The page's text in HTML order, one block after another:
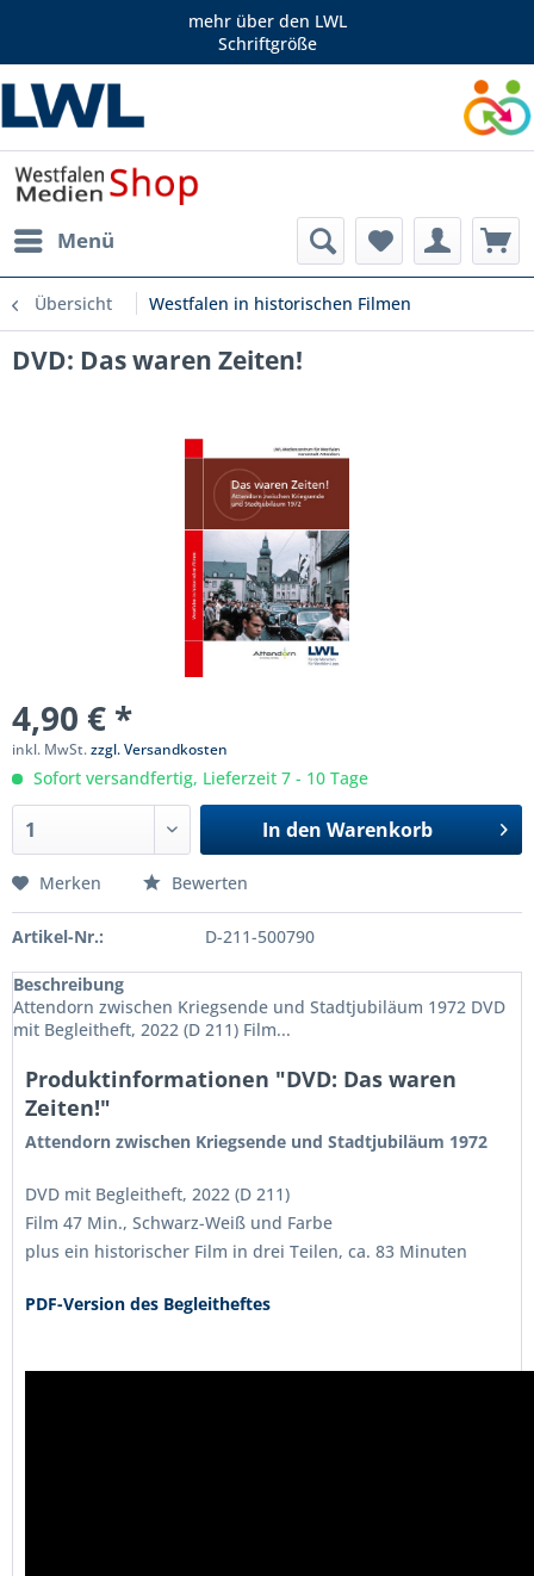
mehr über den LWL
Schriftgröße
Menü
Übersicht Westfalen in historischen Filmen
DVD: Das waren Zeiten!
4,90 € *
inkl. MwSt.zzgl. Versandkosten
Sofort versandfertig, Lieferzeit 7 - 10 Tage
In den Warenkorb
Merken Bewerten
Artikel-Nr.: D-211-500790
Beschreibung
Attendorn zwischen Kriegsende und Stadtjubiläum 1972 DVD
mit Begleitheft, 2022 (D 211) Film...
Produktinformationen "DVD: Das waren
Zeiten!"
Attendorn zwischen Kriegsende und Stadtjubiläum 1972
DVD mit Begleitheft, 2022 (D 211)
Film 47 Min., Schwarz-Weiß und Farbe
plus ein historischer Film in drei Teilen, ca. 83 Minuten
PDF-Version des Begleitheftes